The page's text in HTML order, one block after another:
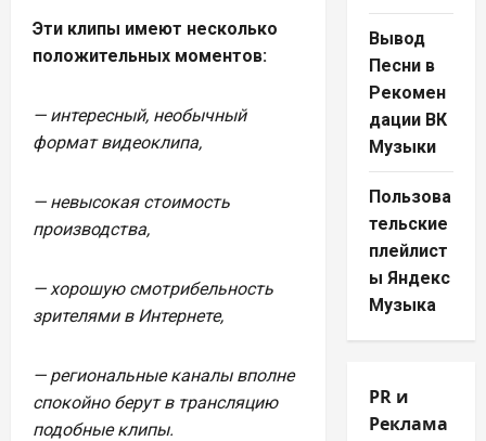
Эти клипы имеют несколько
положительных моментов:
— интересный, необычный
формат видеоклипа,
— невысокая стоимость
производства,
— хорошую смотрибельность
зрителями в Интернете,
— региональные каналы вполне
спокойно берут в трансляцию
подобные клипы.
Вывод
Песни в
Рекомен
дации ВК
Музыки
Пользова
тельские
плейлист
ы Яндекс
Музыка
PR и
Реклама